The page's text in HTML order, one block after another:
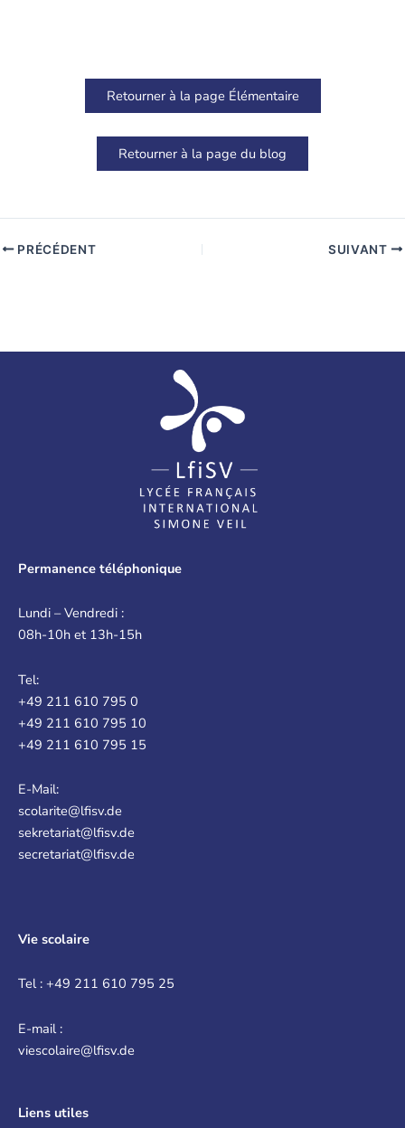
Retourner à la page Élémentaire
Retourner à la page du blog
PRÉCÉDENT SUIVANT
Permanence téléphonique
Lundi – Vendredi :
08h-10h et 13h-15h
Tel:
+49 211 610 795 0
+49 211 610 795 10
+49 211 610 795 15
E-Mail:
scolarite@lfisv.de
sekretariat@lfisv.de
secretariat@lfisv.de
Vie scolaire
Tel : +49 211 610 795 25
E-mail :
viescolaire@lfisv.de
Liens utiles